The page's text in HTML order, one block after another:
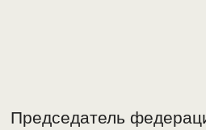
Председатель